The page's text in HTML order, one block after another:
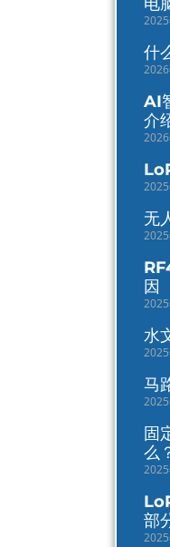
什
AI
介
无
因
水
马
固
么
部